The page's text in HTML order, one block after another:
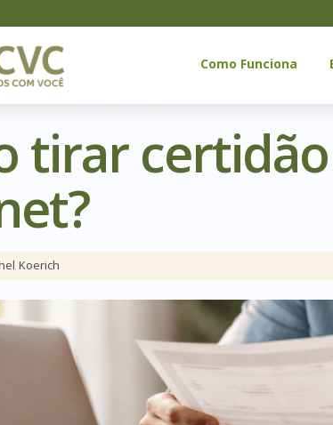
Como Funciona
tirar
Koerich